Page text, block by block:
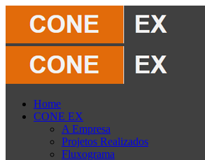
Home
CONE EX
A Empresa
Projetos Realizados
Fluxograma